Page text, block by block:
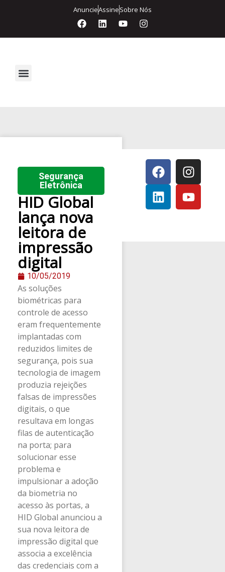
AnuncieAssineSobre Nós
Segurança
Eletrônica
HID Global
lança nova
leitora de
impressão
digital
10/05/2019
As soluções
biométricas para
controle de acesso
eram frequentemente
implantadas com
reduzidos limites de
segurança, pois sua
tecnologia de imagem
produzia rejeições
falsas de impressões
digitais, o que
resultava em longas
filas de autenticação
na porta; para
solucionar esse
problema e
impulsionar a adoção
da biometria no
acesso às portas, a
HID Global anunciou a
sua nova leitora de
impressão digital que
associa a excelência
das credenciais com a